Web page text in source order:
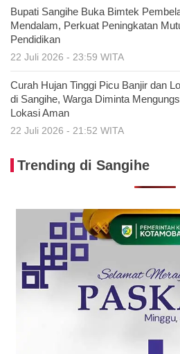
Bupati Sangihe Buka Bimtek
Mendalam, Perkuat Peningkatan
Pendidikan
22 Juli 2026 - 23:59 WITA
Curah Hujan Tinggi Picu Banjir dan
di Sangihe, Warga Diminta
Lokasi Aman
22 Juli 2026 - 21:52 WITA
Trending di Sangihe